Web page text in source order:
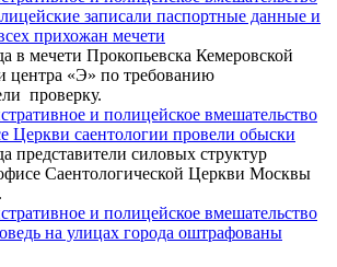
записали паспортные данные и
прихожан мечети
в мечети Прокопьевска Кемеровской
центра «Э» по требованию
проверку.
и полицейское вмешательство
Церкви саентологии провели обыски
представители силовых структур
Саентологической Церкви Москвы
и полицейское вмешательство
на улицах города оштрафованы